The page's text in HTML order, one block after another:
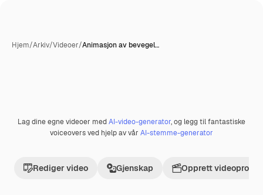
Hjem/Arkiv/Videoer/Animasjon av bevegel…
PremiumAI-generert
Lag dine egne videoer medAI-video-generator, og legg til fantastiske
voiceovers ved hjelp av vår AI-stemme-generator
Rediger video Gjenskap Opprett